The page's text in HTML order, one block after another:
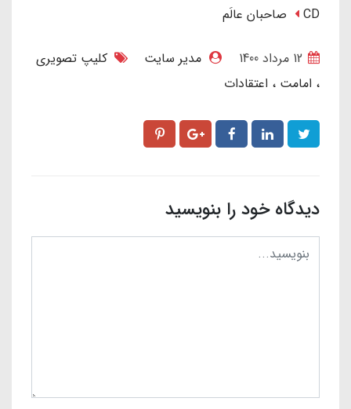
CD صاحبان عالَم
مدیر سایت
کلیپ تصویری
امامت
اعتقادات
دیدگاه خود را بنویسید